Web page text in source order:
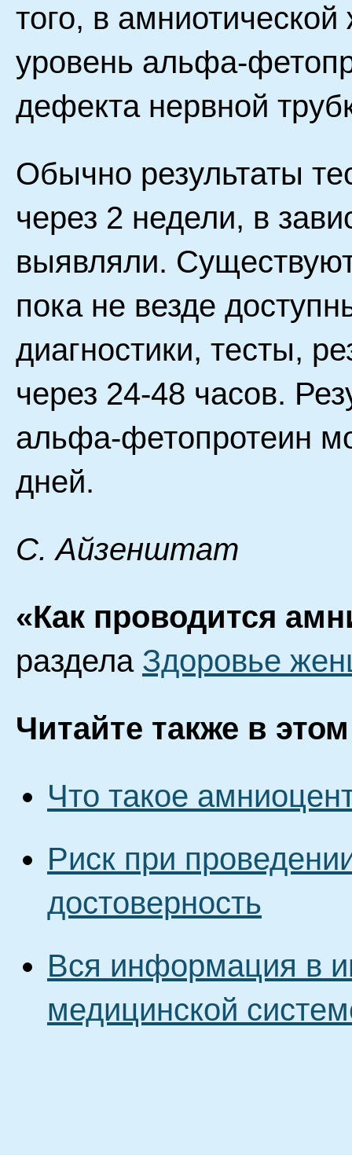
того, в
уровень альфа-
дефекта нервной
Обычно результаты
через 2 недели, в
выявляли.
пока не везде
диагностики, тесты,
через 24-48 часов.
альфа-фетопротеин
дней.
С. Айзенштат
«Как проводится
раздела Здоровье
Читайте также в
Что такое
Риск при
достоверность
Вся информация в
медицинской